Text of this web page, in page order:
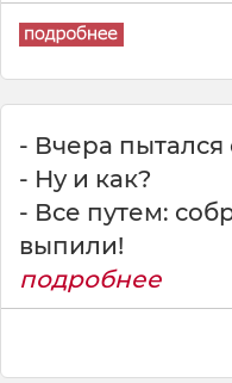
- Вчера пытался
- Ну и как?
- Все путем:
выпили!
подробнее